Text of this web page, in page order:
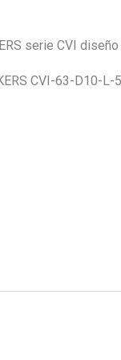
serie CVI diseño
CVI-63-D10-L-